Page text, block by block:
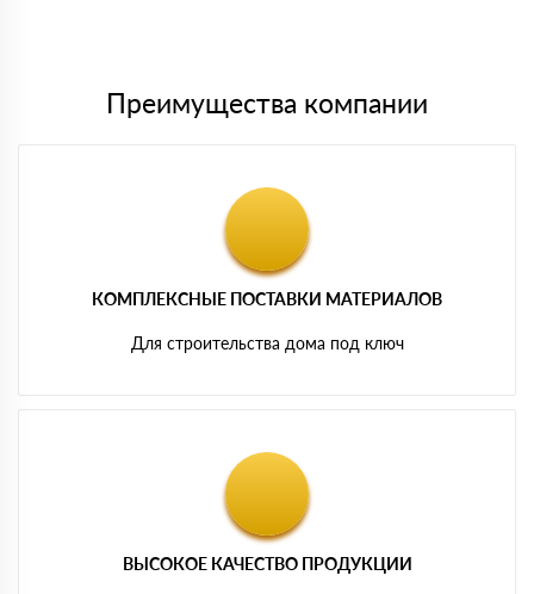
Преимущества компании
КОМПЛЕКСНЫЕ ПОСТАВКИ МАТЕРИАЛОВ
Для строительства дома под ключ
ВЫСОКОЕ КАЧЕСТВО ПРОДУКЦИИ